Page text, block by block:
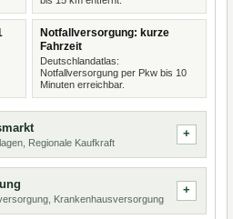
Notfallversorgung: kurze
Fahrzeit
Deutschlandatlas:
Notfallversorgung per Pkw bis 10
Minuten erreichbar.
Regionale Kaufkraft
Krankenhausversorgung